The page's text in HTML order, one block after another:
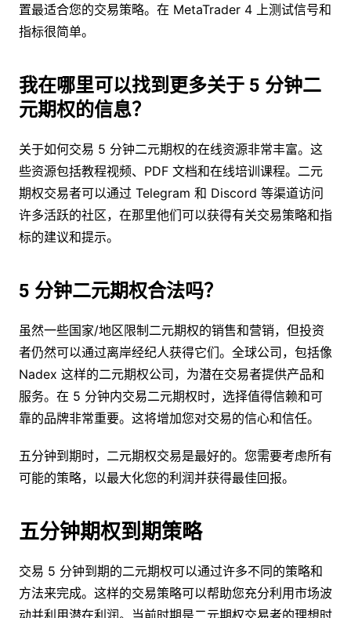
置最适合您的交易策略。在 MetaTrader 4 上测试信号和
指标很简单。
我在哪里可以找到更多关于 5 分钟二
元期权的信息？
关于如何交易 5 分钟二元期权的在线资源非常丰富。这
些资源包括教程视频、PDF 文档和在线培训课程。二元
期权交易者可以通过 Telegram 和 Discord 等渠道访问
许多活跃的社区，在那里他们可以获得有关交易策略和指
标的建议和提示。
5 分钟二元期权合法吗？
虽然一些国家/地区限制二元期权的销售和营销，但投资
者仍然可以通过离岸经纪人获得它们。全球公司，包括像
Nadex 这样的二元期权公司，为潜在交易者提供产品和
服务。在 5 分钟内交易二元期权时，选择值得信赖和可
靠的品牌非常重要。这将增加您对交易的信心和信任。
五分钟到期时，二元期权交易是最好的。您需要考虑所有
可能的策略，以最大化您的利润并获得最佳回报。
五分钟期权到期策略
交易 5 分钟到期的二元期权可以通过许多不同的策略和
方法来完成。这样的交易策略可以帮助您充分利用市场波
动并利用潜在利润。当前时期是二元期权交易者的理想时